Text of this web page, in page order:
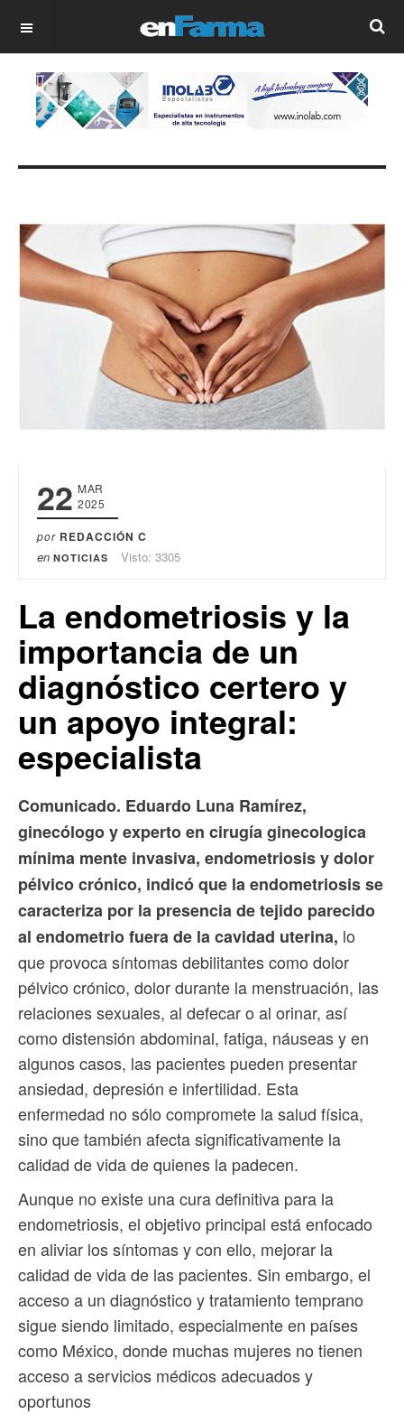
OFF CANVAS
22 MAR
2025
por REDACCIÓN C
en NOTICIAS Visto: 3305
La endometriosis y la
importancia de un
diagnóstico certero y
un apoyo integral:
especialista
Comunicado. Eduardo Luna Ramírez,
ginecólogo y experto en cirugía ginecologica
mínima mente invasiva, endometriosis y dolor
pélvico crónico, indicó que la endometriosis se
caracteriza por la presencia de tejido parecido
al endometrio fuera de la cavidad uterina, lo
que provoca síntomas debilitantes como dolor
pélvico crónico, dolor durante la menstruación, las
relaciones sexuales, al defecar o al orinar, así
como distensión abdominal, fatiga, náuseas y en
algunos casos, las pacientes pueden presentar
ansiedad, depresión e infertilidad. Esta
enfermedad no sólo compromete la salud física,
sino que también afecta significativamente la
calidad de vida de quienes la padecen.
Aunque no existe una cura definitiva para la
endometriosis, el objetivo principal está enfocado
en aliviar los síntomas y con ello, mejorar la
calidad de vida de las pacientes. Sin embargo, el
acceso a un diagnóstico y tratamiento temprano
sigue siendo limitado, especialmente en países
como México, donde muchas mujeres no tienen
acceso a servicios médicos adecuados y
oportunos